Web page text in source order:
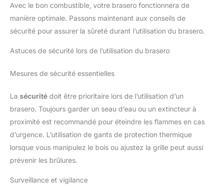
Avec le bon combustible, votre brasero fonctionnera de
manière optimale. Passons maintenant aux conseils de
sécurité pour assurer la sûreté durant l’utilisation du brasero.
Astuces de sécurité lors de l’utilisation du brasero
Mesures de sécurité essentielles
La sécurité doit être prioritaire lors de l’utilisation d’un
brasero. Toujours garder un seau d’eau ou un extincteur à
proximité est recommandé pour éteindre les flammes en cas
d’urgence. L’utilisation de gants de protection thermique
lorsque vous manipulez le bois ou ajustez la grille peut aussi
prévenir les brûlures.
Surveillance et vigilance